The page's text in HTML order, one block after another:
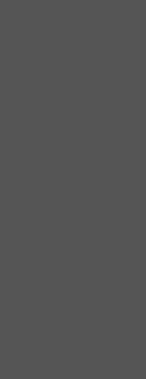
Boru
genellikle
Kabloyu
ilerletin. Kablo
ilerletin. Bu
seviyede
Boru
pompası ile
kullanarak
açabilirsiniz.
ettirin.
tekrarlayın ve
Sıcak su
kalıntıları ise,
suyu boruya
başladığını
Pimaş Tıkanıklığı
korunmak için atık
Lavaboya, tuvalete
dökmeyin. Ayrıca